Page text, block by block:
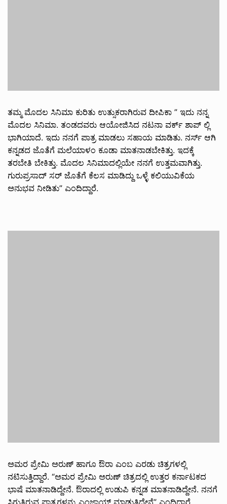
ತಮ್ಮ ಮೊದಲ ಸಿನಿಮಾ ಕುರಿತು ಉತ್ಸುಕರಾಗಿರುವ ದೀಪಿಕಾ ” ಇದು ನನ್ನ
ಮೊದಲ ಸಿನಿಮಾ. ತಂಡದವರು ಆಯೋಜಿಸಿದ ನಟನಾ ವರ್ಕ್ ಶಾಪ್ ಲ್ಲಿ
ಭಾಗಿಯಾದೆ‌. ಇದು ನನಗೆ ಪಾತ್ರ ಮಾಡಲು ಸಹಾಯ ಮಾಡಿತು. ನರ್ಸ್ ಆಗಿ
ಕನ್ನಡದ ಜೊತೆಗೆ ಮಲೆಯಾಳಂ ಕೂಡಾ ಮಾತನಾಡಬೇಕಿತ್ತು. ಇದಕ್ಕೆ
ತರಬೇತಿ ಬೇಕಿತ್ತು. ಮೊದಲ ಸಿನಿಮಾದಲ್ಲಿಯೇ ನನಗೆ ಉತ್ತಮವಾಗಿತ್ತು.
ಗುರುಪ್ರಸಾದ್ ಸರ್ ಜೊತೆಗೆ ಕೆಲಸ ಮಾಡಿದ್ದು ಒಳ್ಳೆ ಕಲಿಯುವಿಕೆಯ
ಅನುಭವ ನೀಡಿತು” ಎಂದಿದ್ದಾರೆ.
ಅಮರ ಪ್ರೇಮಿ ಅರುಣ್ ಹಾಗೂ ಔರಾ ಎಂಬ ಎರಡು ಚಿತ್ರಗಳಲ್ಲಿ
ನಟಿಸುತ್ತಿದ್ದಾರೆ. “ಅಮರ ಪ್ರೇಮಿ ಅರುಣ್ ಚಿತ್ರದಲ್ಲಿ ಉತ್ತರ ಕರ್ನಾಟಕದ
ಭಾಷೆ ಮಾತನಾಡಿದ್ದೇನೆ. ಔರಾದಲ್ಲಿ ಉಡುಪಿ ಕನ್ನಡ ಮಾತನಾಡಿದ್ದೇನೆ. ನನಗೆ